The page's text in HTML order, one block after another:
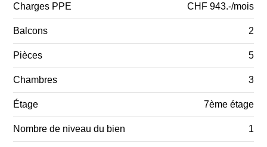
Charges PPE CHF 943.-/mois
Balcons 2
Pièces 5
Chambres 3
Étage 7ème étage
Nombre de niveau du bien 1